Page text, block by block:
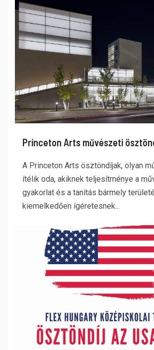
Princeton Arts művészeti
A Princeton Arts ösztöndíjak, olyan
ítélik oda, akiknek teljesítménye a
gyakorlat és a tanítás bármely
kiemelkedően ígéretesnek...